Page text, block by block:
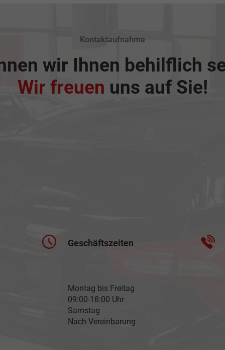
Kontaktaufnahme
wir Ihnen behilflich
Wir freuen uns auf Sie!
Geschäftszeiten
Montag bis Freitag
09:00-18:00 Uhr
Samstag
Nach Vereinbarung